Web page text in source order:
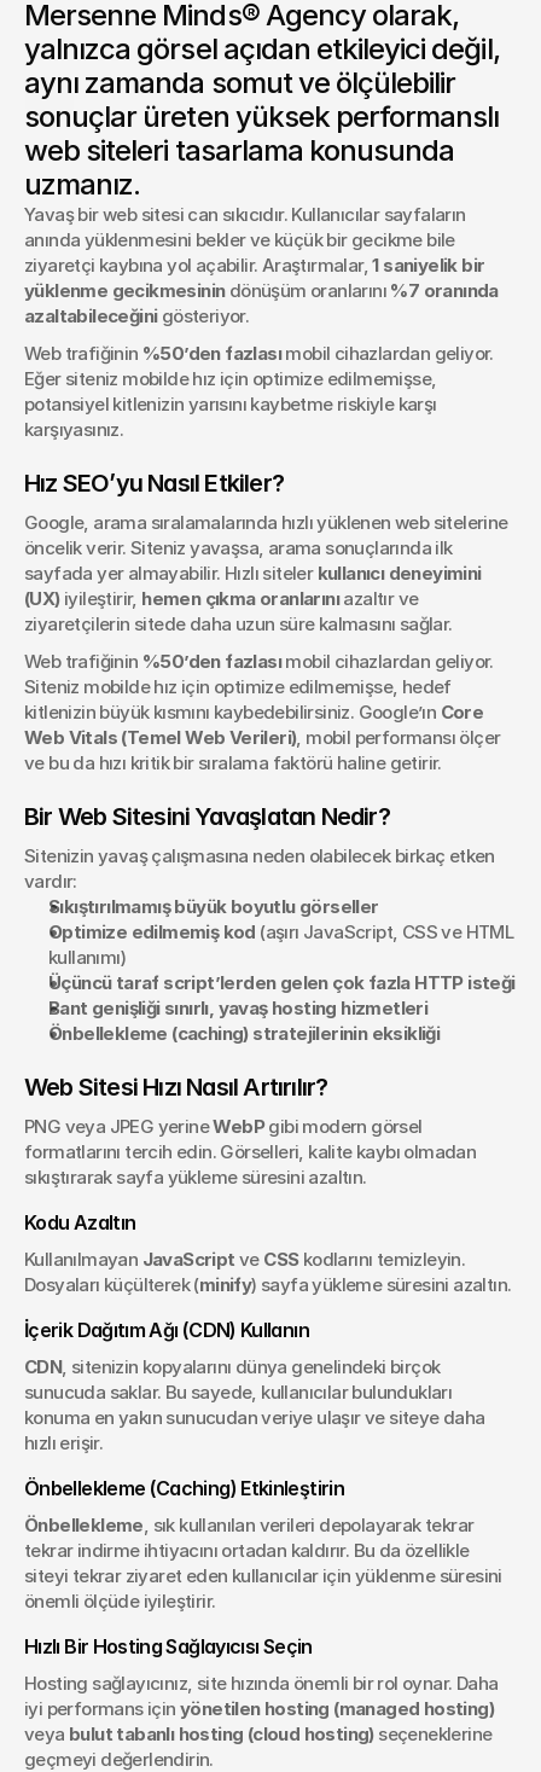
Tipografi yalnızca yazı tiplerinden ibaret değildir —
kullanıcıların markanızla nasıl etkileşim kurduğunu
şekillendirir.
Ethem Avcan
Project Manager
Mersenne Minds® Agency olarak,
yalnızca görsel açıdan etkileyici değil,
aynı zamanda somut ve ölçülebilir
sonuçlar üreten yüksek performanslı
web siteleri tasarlama konusunda
uzmanız.
Yavaş bir web sitesi can sıkıcıdır. Kullanıcılar sayfaların
anında yüklenmesini bekler ve küçük bir gecikme bile
ziyaretçi kaybına yol açabilir. Araştırmalar, 1 saniyelik bir
yüklenme gecikmesinin dönüşüm oranlarını %7 oranında
azaltabileceğini gösteriyor.
Web trafiğinin %50’den fazlası mobil cihazlardan geliyor.
Eğer siteniz mobilde hız için optimize edilmemişse,
potansiyel kitlenizin yarısını kaybetme riskiyle karşı
karşıyasınız.
Hız SEO’yu Nasıl Etkiler?
Google, arama sıralamalarında hızlı yüklenen web sitelerine
öncelik verir. Siteniz yavaşsa, arama sonuçlarında ilk
sayfada yer almayabilir. Hızlı siteler kullanıcı deneyimini
(UX) iyileştirir, hemen çıkma oranlarını azaltır ve
ziyaretçilerin sitede daha uzun süre kalmasını sağlar.
Web trafiğinin %50’den fazlası mobil cihazlardan geliyor.
Siteniz mobilde hız için optimize edilmemişse, hedef
kitlenizin büyük kısmını kaybedebilirsiniz. Google’ın Core
Web Vitals (Temel Web Verileri), mobil performansı ölçer
ve bu da hızı kritik bir sıralama faktörü haline getirir.
Bir Web Sitesini Yavaşlatan Nedir?
Sitenizin yavaş çalışmasına neden olabilecek birkaç etken
vardır:
Sıkıştırılmamış büyük boyutlu görseller
Optimize edilmemiş kod (aşırı JavaScript, CSS ve HTML
kullanımı)
Üçüncü taraf script’lerden gelen çok fazla HTTP isteği
Bant genişliği sınırlı, yavaş hosting hizmetleri
Önbellekleme (caching) stratejilerinin eksikliği
Web Sitesi Hızı Nasıl Artırılır?
PNG veya JPEG yerine WebP gibi modern görsel
formatlarını tercih edin. Görselleri, kalite kaybı olmadan
sıkıştırarak sayfa yükleme süresini azaltın.
Kodu Azaltın
Kullanılmayan JavaScript ve CSS kodlarını temizleyin.
Dosyaları küçülterek (minify) sayfa yükleme süresini azaltın.
İçerik Dağıtım Ağı (CDN) Kullanın
CDN, sitenizin kopyalarını dünya genelindeki birçok
sunucuda saklar. Bu sayede, kullanıcılar bulundukları
konuma en yakın sunucudan veriye ulaşır ve siteye daha
hızlı erişir.
Önbellekleme (Caching) Etkinleştirin
Önbellekleme, sık kullanılan verileri depolayarak tekrar
tekrar indirme ihtiyacını ortadan kaldırır. Bu da özellikle
siteyi tekrar ziyaret eden kullanıcılar için yüklenme süresini
önemli ölçüde iyileştirir.
Hızlı Bir Hosting Sağlayıcısı Seçin
Hosting sağlayıcınız, site hızında önemli bir rol oynar. Daha
iyi performans için yönetilen hosting (managed hosting)
veya bulut tabanlı hosting (cloud hosting) seçeneklerine
geçmeyi değerlendirin.